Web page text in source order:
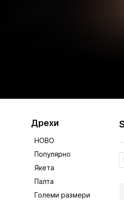
Дрехи
НОВО
Популярно
Якета
Палта
Големи размери